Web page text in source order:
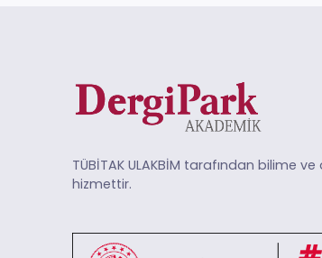
TÜBİTAK ULAKBİM tarafından bilime
hizmettir.